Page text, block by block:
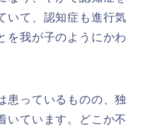
いて、認知症も進行気
を我が子のようにかわ
患っているものの、独
いています。どこか不